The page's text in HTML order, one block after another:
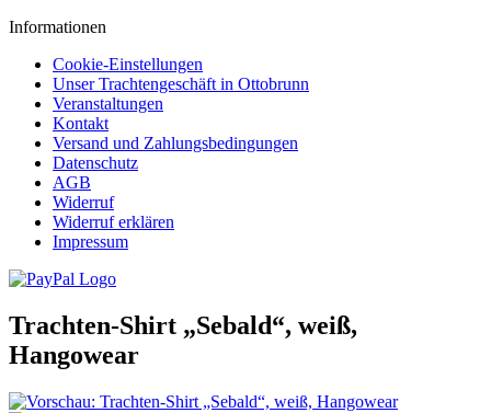
Informationen
Cookie-Einstellungen
Unser Trachtengeschäft in Ottobrunn
Veranstaltungen
Kontakt
Versand und Zahlungsbedingungen
Datenschutz
AGB
Widerruf
Widerruf erklären
Impressum
Trachten-Shirt „Sebald“, weiß,
Hangowear